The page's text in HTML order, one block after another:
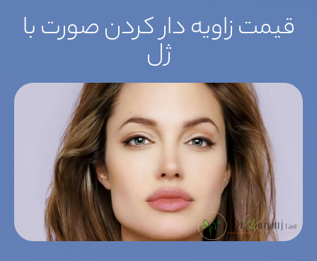
قیمت زاویه دار کردن صورت با
ژل